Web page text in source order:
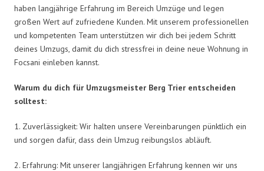
haben langjährige Erfahrung im Bereich Umzüge und legen
großen Wert auf zufriedene Kunden. Mit unserem professionellen
und kompetenten Team unterstützen wir dich bei jedem Schritt
deines Umzugs, damit du dich stressfrei in deine neue Wohnung in
Focsani einleben kannst.
Warum du dich für Umzugsmeister Berg Trier entscheiden
solltest:
1. Zuverlässigkeit: Wir halten unsere Vereinbarungen pünktlich ein
und sorgen dafür, dass dein Umzug reibungslos abläuft.
2. Erfahrung: Mit unserer langjährigen Erfahrung kennen wir uns